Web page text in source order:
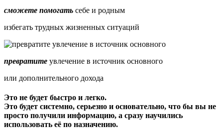
сможете помогать себе и родным
избегать трудных жизненных ситуаций
превратите увлечение в источник основного
или дополнительного дохода
Это не будет быстро и легко.
Это будет системно, серьезно и основательно, что бы вы не
просто получили информацию, а сразу научились
использовать её по назначению.